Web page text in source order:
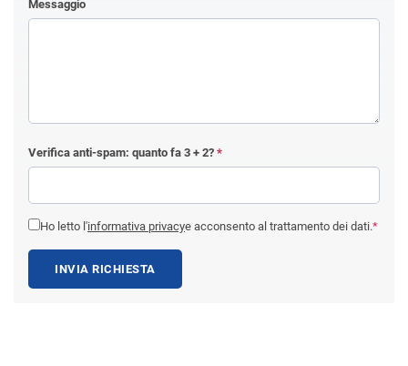
Messaggio
Verifica anti-spam: quanto fa 3 + 2? *
Ho letto l'informativa privacye acconsento al trattamento dei dati.*
INVIA RICHIESTA